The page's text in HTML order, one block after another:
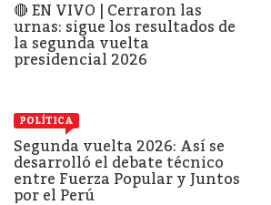
🔴 EN VIVO | Cerraron las
urnas: sigue los resultados de
la segunda vuelta
presidencial 2026
POLÍTICA
Segunda vuelta 2026: Así se
desarrolló el debate técnico
entre Fuerza Popular y Juntos
por el Perú